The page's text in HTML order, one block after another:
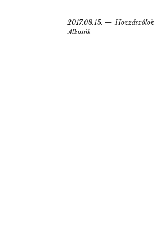
2017.08.15.
Hozzászólok
Alkotók